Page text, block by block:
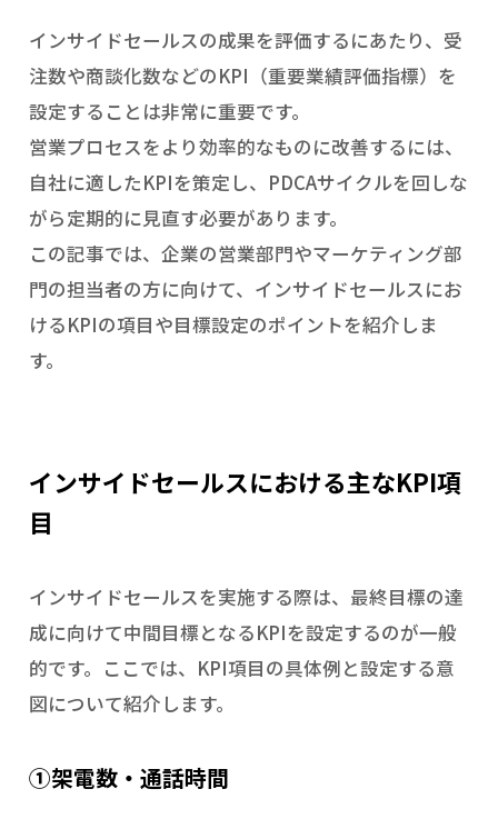
インサイドセールスの成果を評価するにあたり、受
注数や商談化数などのKPI（重要業績評価指標）を
設定することは非常に重要です。
営業プロセスをより効率的なものに改善するには、
自社に適したKPIを策定し、PDCAサイクルを回しな
がら定期的に見直す必要があります。
この記事では、企業の営業部門やマーケティング部
門の担当者の方に向けて、インサイドセールスにお
けるKPIの項目や目標設定のポイントを紹介しま
す。
インサイドセールスにおける主なKPI項
目
インサイドセールスを実施する際は、最終目標の達
成に向けて中間目標となるKPIを設定するのが一般
的です。ここでは、KPI項目の具体例と設定する意
図について紹介します。
①架電数・通話時間